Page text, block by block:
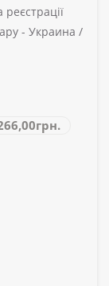
реєстрації
- Украина /